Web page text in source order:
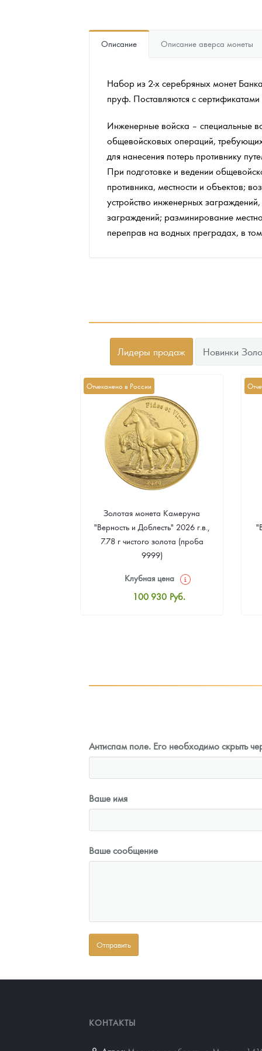
Монеты и жетоны из недрагоценных металлов
Описание Описание аверса монеты
Набор из 2-х серебряных монет
пруф. Поставляются с
Инженерные войска – специальные
общевойсковых операций, требующих
для нанесения потерь противнику
При подготовке и ведении
противника, местности и объектов;
устройство инженерных
заграждений; разминирование
переправ на водных преградах, в
Лидеры продаж Новинки
Отчеканено в России
Золотая монета Камеруна
"Верность и Доблесть" 2026 г.в.,
7.78 г чистого золота (проба
9999)
Клубная цена
100 930 Руб.
Антиспам поле. Его необходимо скрыть
Ваше имя
Ваше сообщение
КОНТАКТЫ